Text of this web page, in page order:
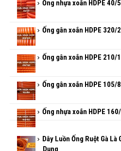
Ống nhựa xoắn HDPE 65/50
Ống gân xoắn HDPE 105/80